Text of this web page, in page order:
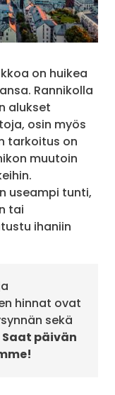
on huikea
Rannikolla
alukset
osin myös
tarkoitus on
muutoin
useampi tunti,
tai
ihaniin
hinnat ovat
sekä
Saat päivän